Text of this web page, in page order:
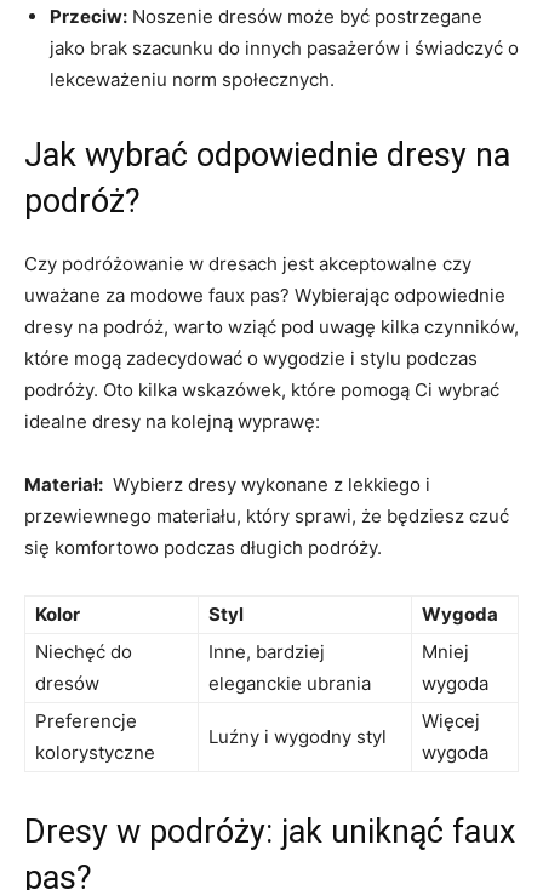
Przeciw: Noszenie⁣ dresów może być postrzegane
jako brak szacunku⁤ do innych ‍pasażerów i ​świadczyć o⁤
lekceważeniu​ norm społecznych.
Jak wybrać odpowiednie ​dresy‌ na
podróż?
Czy podróżowanie w dresach ‌jest⁣ akceptowalne​ czy
uważane za modowe faux pas?⁢ Wybierając odpowiednie
dresy ‍na podróż, warto wziąć pod ⁣uwagę⁤ kilka czynników,⁤
które mogą zadecydować o wygodzie‌ i ‌stylu podczas
podróży. Oto kilka wskazówek, ⁢które pomogą ⁤Ci‍ wybrać
idealne dresy na kolejną wyprawę:
Materiał: ​ Wybierz dresy wykonane z lekkiego ⁣i⁣
przewiewnego materiału, który ‍sprawi, że⁢ będziesz czuć ​
się komfortowo podczas długich ⁢podróży.
Kolor Styl
Wygoda
Niechęć ‍do⁢
dresów
Inne, bardziej
eleganckie ubrania
Mniej
wygoda
Preferencje
kolorystyczne
Luźny i wygodny styl
Więcej
wygoda
Dresy ⁣w podróży: jak uniknąć ⁢faux
pas?